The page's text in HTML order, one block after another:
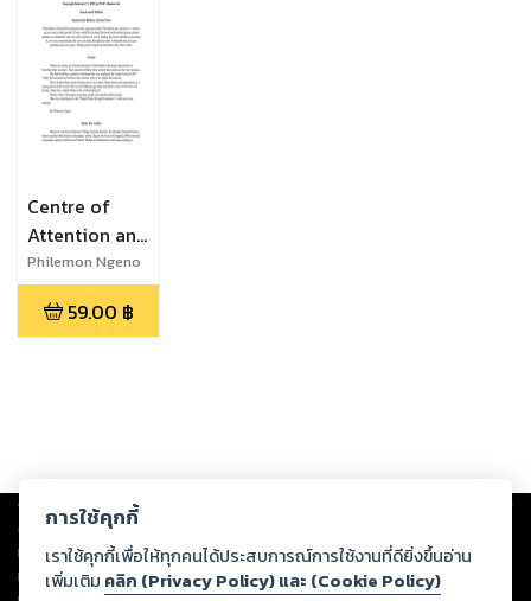
Centre of
Attention and
The Power
Surge
Philemon Ngeno
59.00 ฿
Copyright © 2026
ต่อผลงานหรือเนื้อหาใดที่อัปโหลดผ่านเว็บไซต์และปรากฏว่าละเมิดสิทธิใน
ทรัพย์สินทางปัญญาของบุคคลอื่นหรือขัดต่อกฎหมายและศีลธรรม ดังนั้น ผู้อ่าน
ทุกท่านโปรดใช้วิจารณญาณในการกลั่นกรองด้วยตนเอง และหากท่านพบว่าส่วน
การใช้คุกกี้
เราใช้คุกกี้เพื่อให้ทุกคนได้ประสบการณ์การใช้งานที่ดียิ่งขึ้นอ่าน
เพิ่มเติม คลิก (Privacy Policy) และ (Cookie Policy)